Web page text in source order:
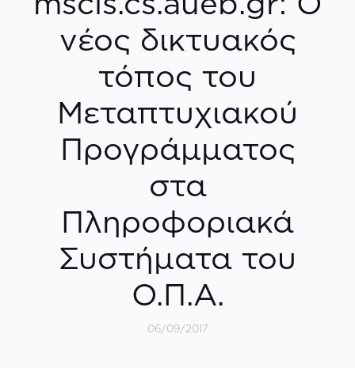
νέος δικτυακός
τόπος του
Μεταπτυχιακού
Προγράμματος
στα
Πληροφοριακά
Συστήματα του
Ο.Π.Α.
06/09/2017